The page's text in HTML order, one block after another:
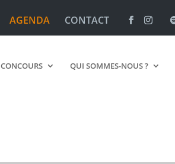
AGENDA CONTACT
CONCOURS QUI SOMMES-NOUS ?